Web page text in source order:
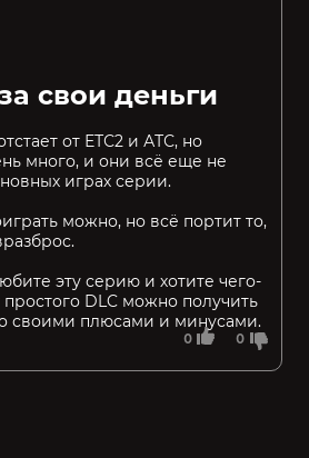
0 0
свои деньги
от ЕТС2 и АТС, но
много, и они всё еще не
играх серии.
можно, но всё портит то,
эту серию и хотите чего-
DLC можно получить
своими плюсами и минусами.